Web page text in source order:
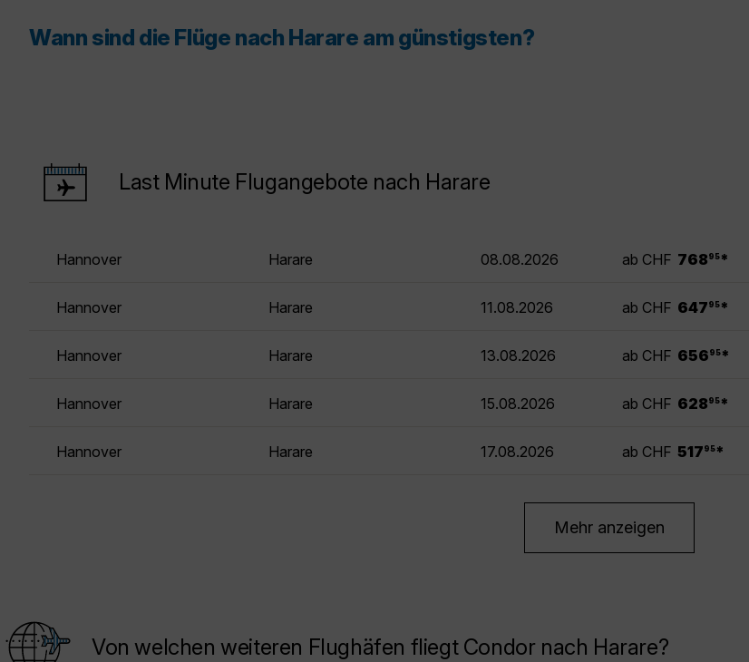
Wann sind die Flüge nach Harare am günstigsten?
Last Minute Flugangebote nach Harare
Hannover Harare 08.08.2026 ab CHF 768 95 *
Hannover Harare 11.08.2026 ab CHF 647 95 *
Hannover Harare 13.08.2026 ab CHF 656 95 *
Hannover Harare 15.08.2026 ab CHF 628 95 *
Hannover Harare 17.08.2026 ab CHF 517 95 *
Mehr anzeigen
Von welchen weiteren Flughäfen fliegt Condor nach Harare?